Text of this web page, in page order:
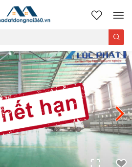
nhadatdongnai360.vn